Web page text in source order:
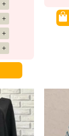
+
+
+
+